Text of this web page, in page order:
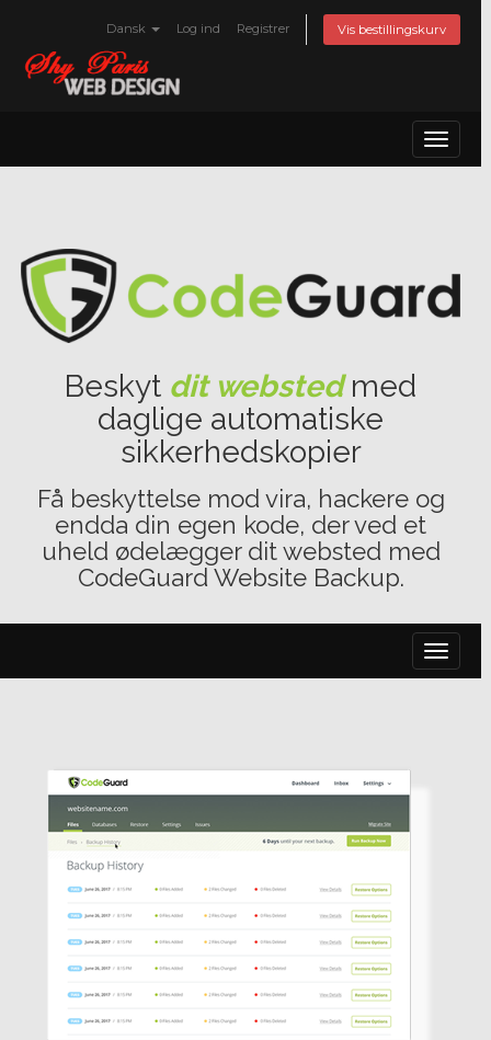
Dansk Log ind Registrer Vis bestillingskurv
Toggle
Beskyt dit webstedmed
daglige automatiske
sikkerhedskopier
Få beskyttelse mod vira, hackere og
endda din egen kode, der ved et
uheld ødelægger dit websted med
CodeGuard Website Backup.
Skift